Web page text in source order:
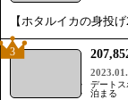
【ホタルイカの身投
3
デートス
泊まる